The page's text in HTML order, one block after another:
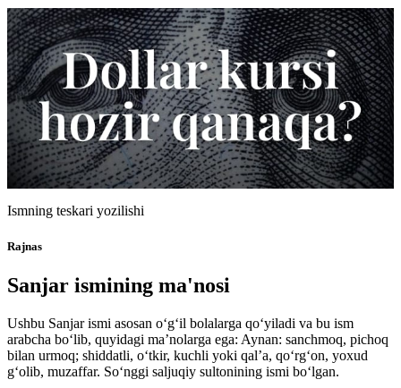
Ismning teskari yozilishi
Rajnas
Sanjar ismining ma'nosi
Ushbu Sanjar ismi asosan o‘g‘il bolalarga qo‘yiladi va bu ism
arabcha bo‘lib, quyidagi ma’nolarga ega: Aynan: sanchmoq, pichoq
bilan urmoq; shiddatli, o‘tkir, kuchli yoki qal’a, qo‘rg‘on, yoxud
g‘olib, muzaffar. So‘nggi saljuqiy sultonining ismi bo‘lgan.